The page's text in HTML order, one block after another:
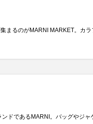
まるのがMARNI MARKET。カ
ドであるMARNI。バッグやジャ